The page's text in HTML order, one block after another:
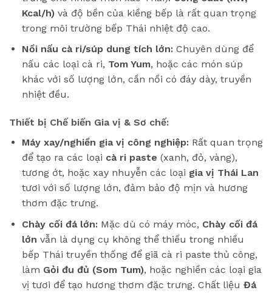
Kcal/h)và độ bền của kiềng bếp là rất quan trọng
trong môi trường bếp Thái nhiệt độ cao.
Nồi nấu cà ri/súp dung tích lớn:Chuyên dùng để
nấu các loại cà ri, Tom Yum, hoặc các món súp
khác với số lượng lớn, cần nồi có đáy dày, truyền
nhiệt đều.
Thiết bị Chế biến Gia vị & Sơ chế:
Máy xay/nghiền gia vị công nghiệp:Rất quan trọng
để tạo ra các loại cà ri paste (xanh, đỏ, vàng),
tương ớt, hoặc xay nhuyễn các loại gia vị Thái Lan
tươi với số lượng lớn, đảm bảo độ mịn và hương
thơm đặc trưng.
Chày cối đá lớn:Mặc dù có máy móc, Chày cối đá
lớn vẫn là dụng cụ không thể thiếu trong nhiều
bếp Thái truyền thống để giã cà ri paste thủ công,
làm Gỏi đu đủ (Som Tum), hoặc nghiền các loại gia
vị tươi để tạo hương thơm đặc trưng. Chất liệu Đá